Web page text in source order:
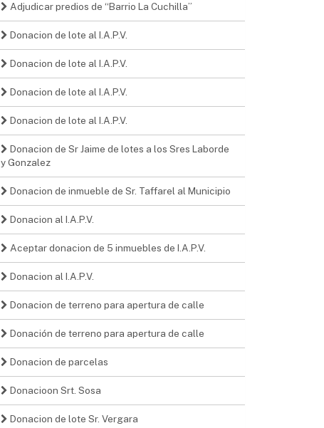
Adjudicar predios de “Barrio La Cuchilla”
Donacion de lote al I.A.P.V.
Donacion de lote al I.A.P.V.
Donacion de lote al I.A.P.V.
Donacion de lote al I.A.P.V.
Donacion de Sr Jaime de lotes a los Sres Laborde
y Gonzalez
Donacion de inmueble de Sr. Taffarel al Municipio
Donacion al I.A.P.V.
Aceptar donacion de 5 inmuebles de I.A.P.V.
Donacion al I.A.P.V.
Donacion de terreno para apertura de calle
Donación de terreno para apertura de calle
Donacion de parcelas
Donacioon Srt. Sosa
Donacion de lote Sr. Vergara